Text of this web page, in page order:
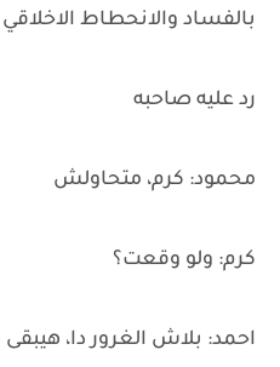
بالفساد والانحطاط الاخلاقي
رد عليه صاحبه
محمود: كرم، متحاولش
كرم: ولو وقعت؟
احمد: بلاش الغرور دا،